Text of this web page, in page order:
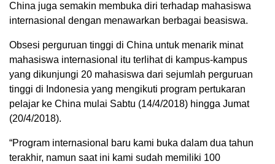
China juga semakin membuka diri terhadap mahasiswa
internasional dengan menawarkan berbagai beasiswa.
Obsesi perguruan tinggi di China untuk menarik minat
mahasiswa internasional itu terlihat di kampus-kampus
yang dikunjungi 20 mahasiswa dari sejumlah perguruan
tinggi di Indonesia yang mengikuti program pertukaran
pelajar ke China mulai Sabtu (14/4/2018) hingga Jumat
(20/4/2018).
“Program internasional baru kami buka dalam dua tahun
terakhir, namun saat ini kami sudah memiliki 100